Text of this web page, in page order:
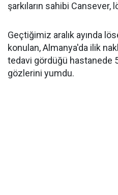
şarkıların sahibi
Geçtiğimiz aralık ayında
konulan, Almanya'da ilik
tedavi gördüğü hastanede
gözlerini yumdu.